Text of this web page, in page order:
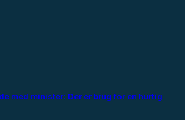
med minister: Der er brug for en hurtig